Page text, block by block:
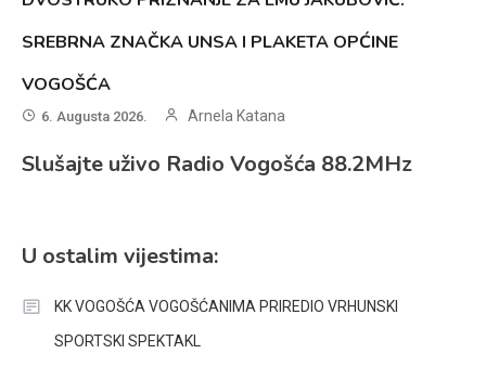
SREBRNA ZNAČKA UNSA I PLAKETA OPĆINE
VOGOŠĆA
6. Augusta 2026. Arnela Katana
Slušajte uživo Radio Vogošća 88.2MHz
U ostalim vijestima:
KK VOGOŠĆA VOGOŠĆANIMA PRIREDIO VRHUNSKI
SPORTSKI SPEKTAKL